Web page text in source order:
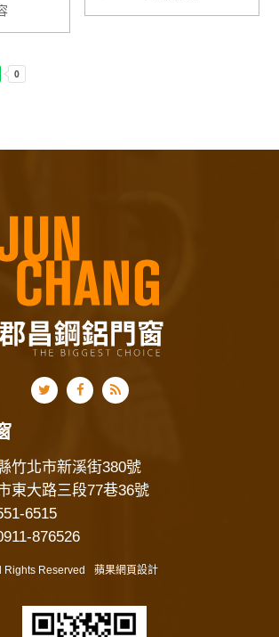
竹北市新溪街380號
東大路三段77巷36號
6515
876526
Rights Reserved 蘋果網頁設計